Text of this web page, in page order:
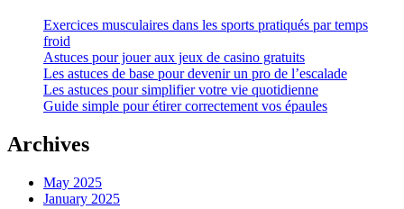
Exercices musculaires dans les sports pratiqués par temps
froid
Astuces pour jouer aux jeux de casino gratuits
Les astuces de base pour devenir un pro de l’escalade
Les astuces pour simplifier votre vie quotidienne
Guide simple pour étirer correctement vos épaules
Archives
May 2025
January 2025